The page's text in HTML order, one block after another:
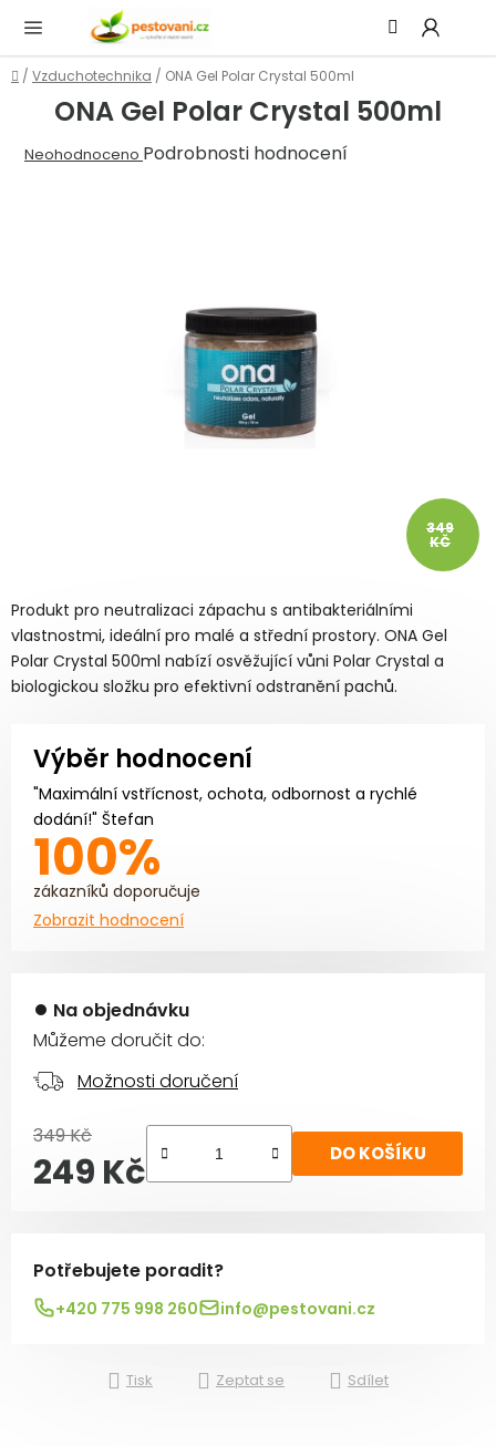
obsah
Domů
/ Vzduchotechnika / ONA Gel Polar Crystal 500ml
Produkt pro neutralizaci zápachu s antibakteriálními
vlastnostmi, ideální pro malé a střední prostory. ONA Gel
Polar Crystal 500ml nabízí osvěžující vůni Polar Crystal a
biologickou složku pro efektivní odstranění pachů.
Výběr hodnocení
"Maximální vstřícnost, ochota, odbornost a rychlé
dodání!" Štefan
100%
zákazníků doporučuje
Zobrazit hodnocení
Na objednávku
Můžeme doručit do:
Možnosti doručení
349 Kč
249 Kč DO KOŠÍKU
Potřebujete poradit?
+420 775 998 260 info@pestovani.cz
Tisk Zeptat se Sdílet
ONA Gel Polar Crystal 500ml
Průměrné
Neohodnoceno Podrobnosti hodnocení
349
KČ